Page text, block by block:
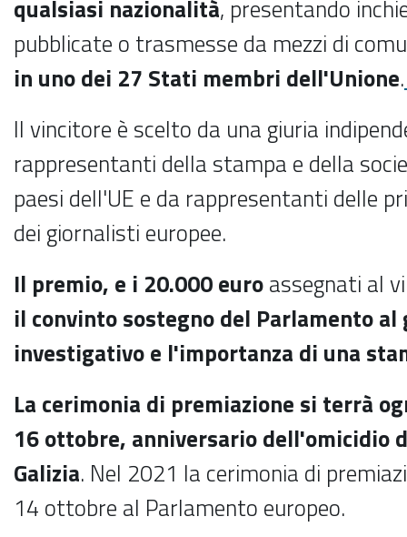
qualsiasi nazionalità, presentando
pubblicate o trasmesse da mezzi di
in uno dei 27 Stati membri dell'Unione.
Il vincitore è scelto da una giuria
rappresentanti della stampa e della
paesi dell'UE e da rappresentanti delle
dei giornalisti europee.
Il premio, e i 20.000 euroassegnati al
il convinto sostegno del Parlamento
investigativo e l'importanza di una
La cerimonia di premiazione si terrà
16 ottobre, anniversario dell'omicidio
Galizia. Nel 2021 la cerimonia di
14 ottobre al Parlamento europeo.